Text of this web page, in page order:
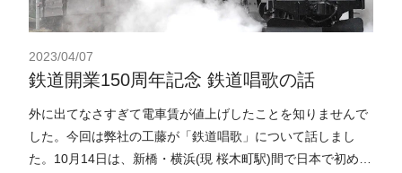
2023/04/07
鉄道開業150周年記念 鉄道唱歌の話
外に出てなさすぎて電車賃が値上げしたことを知りませんで
した。今回は弊社の工藤が「鉄道唱歌」について話しまし
た。10月14日は、新橋・横浜(現 桜木町駅)間で日本で初めて